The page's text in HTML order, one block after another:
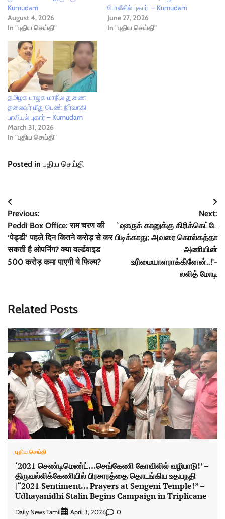
Kumudam
August 4, 2026
In "புதிய செய்தி"
போலீசில் புகார் – Kumudam
June 27, 2026
In "புதிய செய்தி"
தமிழக பாஜக மாநில துணை
தலைவர் மீது பெண் நிர்வாகி
பாலியல் புகார் – Kumudam
March 31, 2026
In "புதிய செய்தி"
Posted in புதிய செய்தி
Post
navigation
Previous:
Peddi Box Office: राम चरण की
‘पेड्डी’ पहले दिन कितने करोड़ से कर
सकती है ओपनिंग? क्या वर्ल्डवाइड
500 करोड़ कमा पाएगी ये फिल्म?
Next:
`ஷாருக் கானுக்கு கிரிக்கெட்டே
பிடிக்காது; அவரை கொல்கத்தா
அணியின்
உரிமையாளராக்கினேன்..!'-
லலித் மோடி
Related Posts
புதிய செய்தி
‘2021 செண்டிமெண்ட்…செங்கேணி கோவிலில் வழிபாடு!’ –
திருவல்லிக்கேணியில் பிரசாரத்தை தொடங்கிய உதயநதி
|“2021 Sentiment… Prayers at Sengeni Temple!” –
Udhayanidhi Stalin Begins Campaign in Triplicane
Daily News Tamil April 3, 2026 0